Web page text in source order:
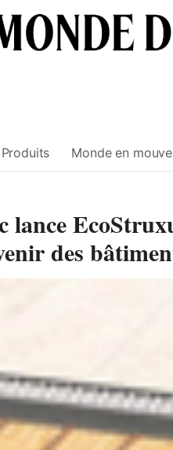
Produits Monde en
lance
des